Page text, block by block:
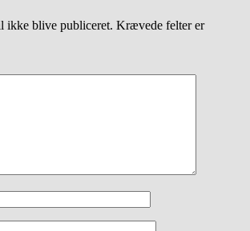
ikke blive publiceret. Krævede felter er